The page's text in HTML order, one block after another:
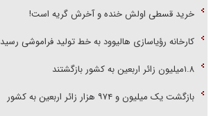
خرید قسطی اولش خنده و آخرش گریه است!
کارخانه رؤیاسازی هالیوود به خط تولید فراموشی رسید
۱.۸میلیون زائر اربعین به کشور بازگشتند
بازگشت یک میلیون و ۹۷۴ هزار زائر اربعین به کشور